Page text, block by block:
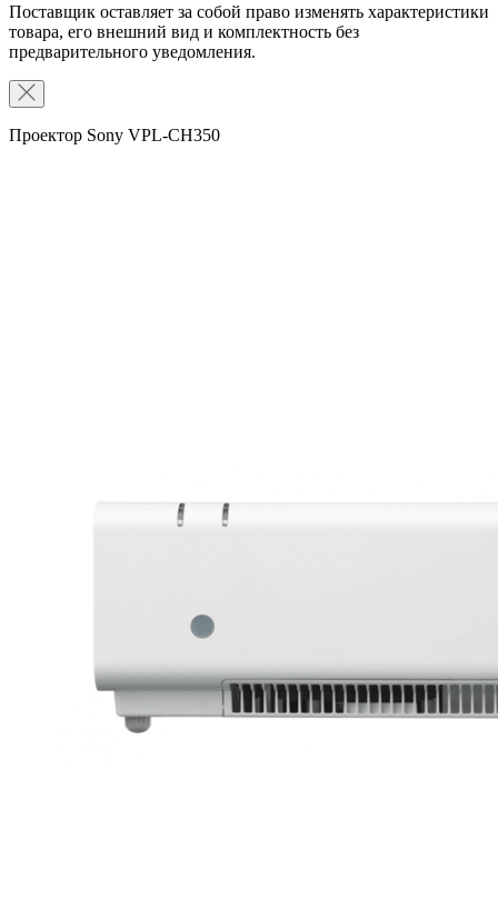
Поставщик оставляет за собой право изменять характеристики
товара, его внешний вид и комплектность без
предварительного уведомления.
Проектор Sony VPL-CH350